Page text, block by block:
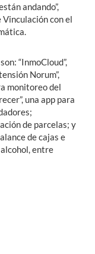
andando”,
con el
“InmoCloud”,
Norum”,
monitoreo del
una app para
de parcelas; y
de cajas e
entre